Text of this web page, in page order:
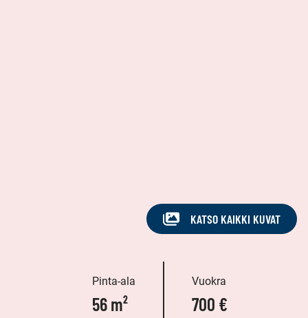
KATSO KAIKKI KUVAT
Pinta-ala
56 m²
Vuokra
700 €